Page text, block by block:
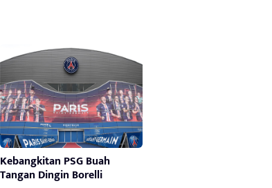
Kebangkitan PSG Buah
Tangan Dingin Borelli